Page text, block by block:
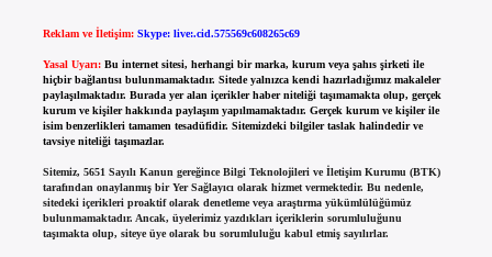
Reklam ve İletişim: Skype: live:.cid.575569c608265c69
Yasal Uyarı: Bu internet sitesi, herhangi bir marka, kurum veya şahıs şirketi ile
hiçbir bağlantısı bulunmamaktadır. Sitede yalnızca kendi hazırladığımız makaleler
paylaşılmaktadır. Burada yer alan içerikler haber niteliği taşımamakta olup, gerçek
kurum ve kişiler hakkında paylaşım yapılmamaktadır. Gerçek kurum ve kişiler ile
isim benzerlikleri tamamen tesadüfidir. Sitemizdeki bilgiler taslak halindedir ve
tavsiye niteliği taşımazlar.
Sitemiz, 5651 Sayılı Kanun gereğince Bilgi Teknolojileri ve İletişim Kurumu (BTK)
tarafından onaylanmış bir Yer Sağlayıcı olarak hizmet vermektedir. Bu nedenle,
sitedeki içerikleri proaktif olarak denetleme veya araştırma yükümlülüğümüz
bulunmamaktadır. Ancak, üyelerimiz yazdıkları içeriklerin sorumluluğunu
taşımakta olup, siteye üye olarak bu sorumluluğu kabul etmiş sayılırlar.